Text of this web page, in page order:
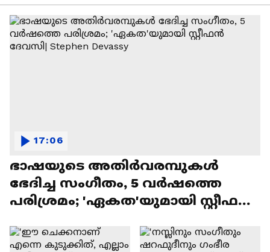
ഭാഷയുടെ അതിർവരമ്പുകൾ
ഭേദിച്ച സംഗീതം, 5 വർഷത്തെ
പരിശ്രമം; 'ഏകത'യുമായി സ്റ്റീഫൻ
17:06